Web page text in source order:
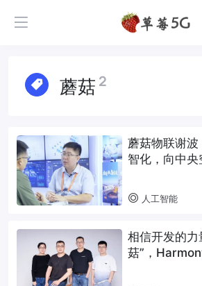
蘑菇 2
蘑菇物联谢
智化，向中
人工智能
相信开发的
菇”，